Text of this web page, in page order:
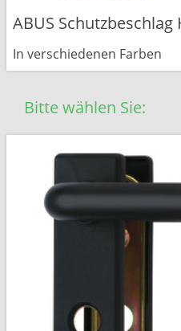
ABUS Schutzbeschlag
In verschiedenen Farben
Bitte wählen Sie: